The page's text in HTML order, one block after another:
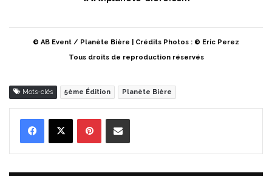
© AB Event / Planète Bière | Crédits Photos : © Eric Perez
Tous droits de reproduction réservés
Mots-clés 5ème Édition Planète Bière